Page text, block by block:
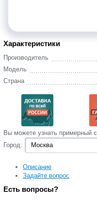
Характеристики
Производитель
Модель
Страна
Вы‌ можете‌ узнать‌ примерный
Город:
Описание
Задайте вопрос
Есть вопросы?